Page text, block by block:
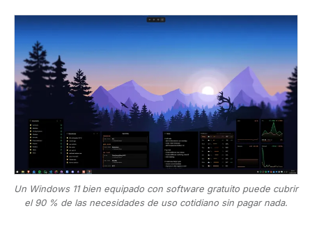
Un Windows 11 bien equipado con software gratuito puede cubrir
el 90 % de las necesidades de uso cotidiano sin pagar nada.